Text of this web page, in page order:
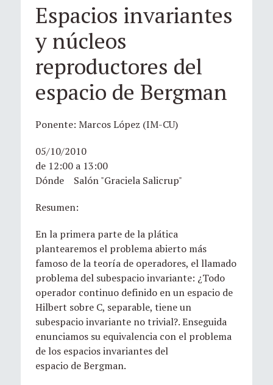
Espacios invariantes
y núcleos
reproductores del
espacio de Bergman
Ponente: Marcos López (IM-CU)
05/10/2010
de 12:00 a 13:00
Dónde Salón "Graciela Salicrup"
Resumen:
En la primera parte de la plática
plantearemos el problema abierto más
famoso de la teoría de operadores, el llamado
problema del subespacio invariante: ¿Todo
operador continuo definido en un espacio de
Hilbert sobre C, separable, tiene un
subespacio invariante no trivial?. Enseguida
enunciamos su equivalencia con el problema
de los espacios invariantes del
espacio de Bergman.